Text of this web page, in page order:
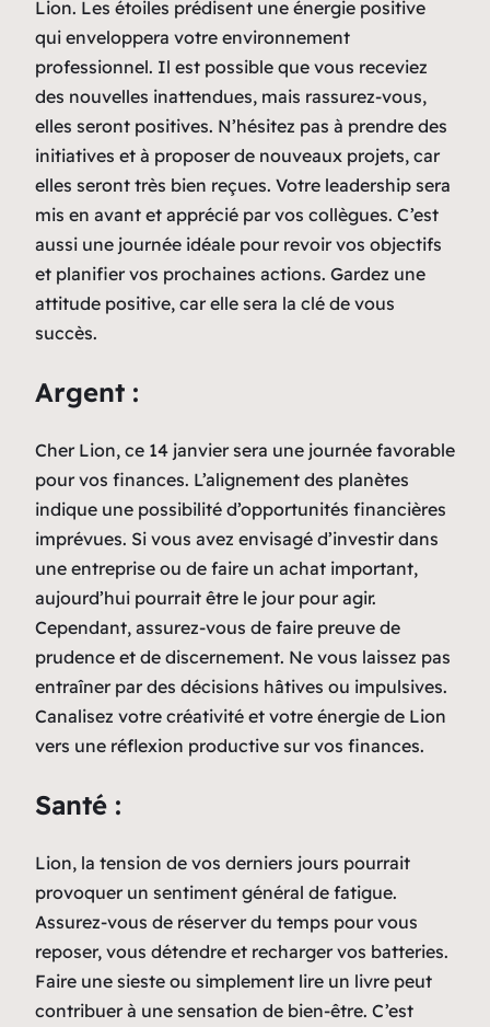
Lion. Les étoiles prédisent une énergie positive
qui enveloppera votre environnement
professionnel. Il est possible que vous receviez
des nouvelles inattendues, mais rassurez-vous,
elles seront positives. N’hésitez pas à prendre des
initiatives et à proposer de nouveaux projets, car
elles seront très bien reçues. Votre leadership sera
mis en avant et apprécié par vos collègues. C’est
aussi une journée idéale pour revoir vos objectifs
et planifier vos prochaines actions. Gardez une
attitude positive, car elle sera la clé de vous
succès.
Argent :
Cher Lion, ce 14 janvier sera une journée favorable
pour vos finances. L’alignement des planètes
indique une possibilité d’opportunités financières
imprévues. Si vous avez envisagé d’investir dans
une entreprise ou de faire un achat important,
aujourd’hui pourrait être le jour pour agir.
Cependant, assurez-vous de faire preuve de
prudence et de discernement. Ne vous laissez pas
entraîner par des décisions hâtives ou impulsives.
Canalisez votre créativité et votre énergie de Lion
vers une réflexion productive sur vos finances.
Santé :
Lion, la tension de vos derniers jours pourrait
provoquer un sentiment général de fatigue.
Assurez-vous de réserver du temps pour vous
reposer, vous détendre et recharger vos batteries.
Faire une sieste ou simplement lire un livre peut
contribuer à une sensation de bien-être. C’est